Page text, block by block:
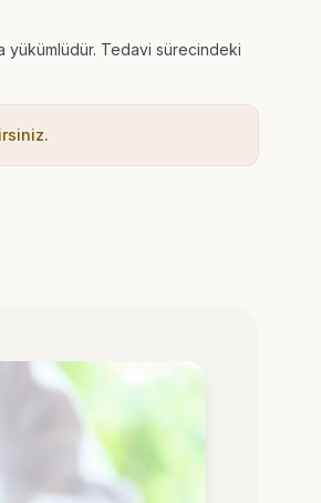
yükümlüdür. Tedavi sürecindeki